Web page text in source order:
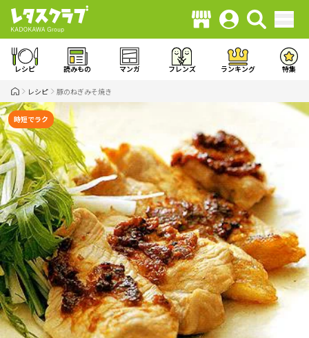
レシピ 読みもの マンガ フレンズ ランキング 特集
レシピ 豚のねぎみそ焼き
時短でラク